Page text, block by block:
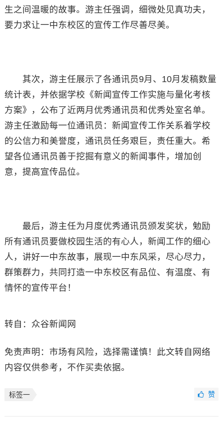
生之间温暖的故事。游主任强调，细微处见真功夫，
要力求让一中东校区的宣传工作尽善尽美。
其次，游主任展示了各通讯员9月、10月发稿数量
统计表，并依据学校《新闻宣传工作实施与量化考核
方案》，公布了近两月优秀通讯员和优秀处室名单。
游主任激励每一位通讯员：新闻宣传工作关系着学校
的公信力和美誉度，通讯员任务艰巨，责任重大。希
望各位通讯员善于挖掘有意义的新闻事件，增加创
意，提高宣传品位。
最后，游主任为月度优秀通讯员颁发奖状，勉励
所有通讯员要做校园生活的有心人，新闻工作的细心
人，讲好一中东故事，展现一中东风采，尽心尽力，
群策群力，共同打造一中东校区有品位、有温度、有
情怀的宣传平台！
转自：众谷新闻网
免责声明：市场有风险，选择需谨慎！此文转自网络
内容仅供参考，不作买卖依据。
标签一 赞